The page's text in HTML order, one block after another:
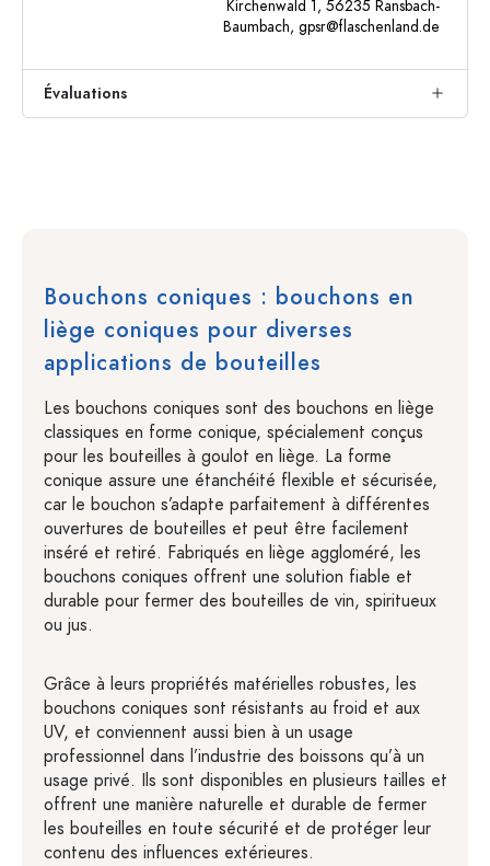
Kirchenwald 1, 56235 Ransbach-
Baumbach, gpsr@flaschenland.de
Évaluations
Bouchons coniques : bouchons en
liège coniques pour diverses
applications de bouteilles
Les bouchons coniques sont des bouchons en liège
classiques en forme conique, spécialement conçus
pour les bouteilles à goulot en liège. La forme
conique assure une étanchéité flexible et sécurisée,
car le bouchon s’adapte parfaitement à différentes
ouvertures de bouteilles et peut être facilement
inséré et retiré. Fabriqués en liège aggloméré, les
bouchons coniques offrent une solution fiable et
durable pour fermer des bouteilles de vin, spiritueux
ou jus.
Grâce à leurs propriétés matérielles robustes, les
bouchons coniques sont résistants au froid et aux
UV, et conviennent aussi bien à un usage
professionnel dans l’industrie des boissons qu’à un
usage privé. Ils sont disponibles en plusieurs tailles et
offrent une manière naturelle et durable de fermer
les bouteilles en toute sécurité et de protéger leur
contenu des influences extérieures.